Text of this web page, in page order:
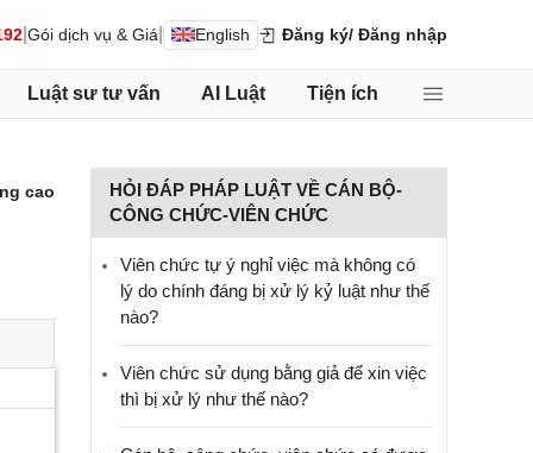
Gói dịch vụ & Giá English Đăng ký/ Đăng nhập
Luật sư tư vấn AI Luật Tiện ích
cao
HỎI ĐÁP PHÁP LUẬT VỀ CÁN BỘ-
CÔNG CHỨC-VIÊN CHỨC
Viên chức tự ý nghỉ việc mà không có
lý do chính đáng bị xử lý kỷ luật như thế
nào?
Viên chức sử dụng bằng giả để xin việc
thì bị xử lý như thế nào?